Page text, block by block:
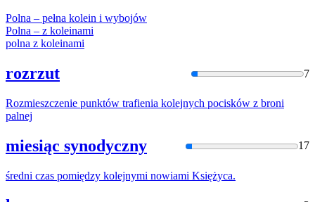
Polna – pełna kolein i wybojów
Polna – z koleinami
polna z koleinami
rozrzut 7
Rozmieszczenie punktów trafienia kolejnych pocisków z broni
palnej
miesiąc synodyczny 17
średni czas pomiędzy kolejnymi nowiami Księżyca.